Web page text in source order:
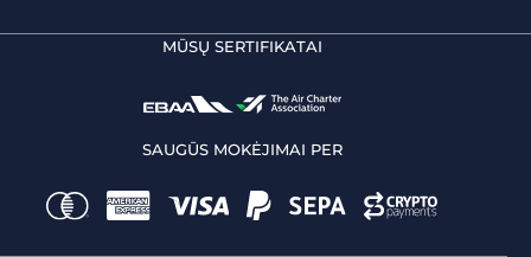
MŪSŲ SERTIFIKATAI
SAUGŪS MOKĖJIMAI PER